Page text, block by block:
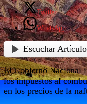
Twitter
WhatsApp
Escuchar Artículo
El Gobierno Nacional
los impuestos al
en los precios de la